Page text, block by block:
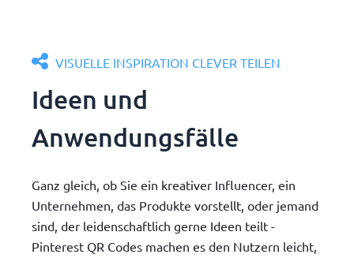
VISUELLE INSPIRATION CLEVER TEILEN
Ideen und
Anwendungsfälle
Ganz gleich, ob Sie ein kreativer Influencer, ein
Unternehmen, das Produkte vorstellt, oder jemand
sind, der leidenschaftlich gerne Ideen teilt -
Pinterest QR Codes machen es den Nutzern leicht,